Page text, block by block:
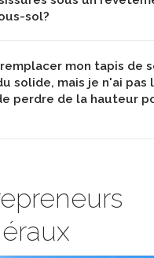
sol?
mon tapis de
solide, mais je n'ai pas
perdre de la hauteur